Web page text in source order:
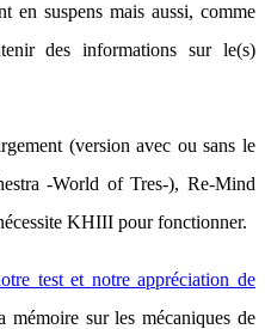
en suspens mais aussi, comme
des informations sur le(s)
(version avec ou sans le
-World of Tres-), Re-Mind
KHIII pour fonctionner.
test et notre appréciation de
sur les mécaniques de